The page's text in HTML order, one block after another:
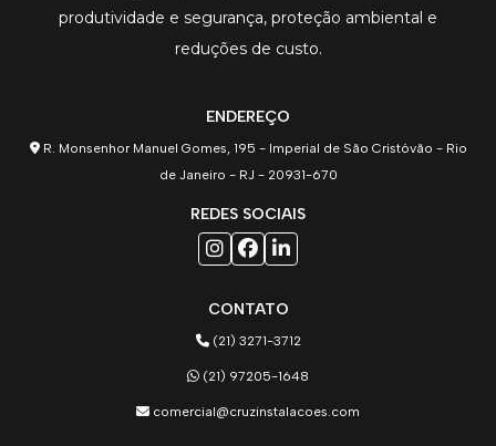
produtividade e segurança, proteção ambiental e
reduções de custo.
ENDEREÇO
R. Monsenhor Manuel Gomes, 195 - Imperial de São Cristóvão - Rio
de Janeiro - RJ - 20931-670
REDES SOCIAIS
CONTATO
(21) 3271-3712
(21) 97205-1648
comercial@cruzinstalacoes.com